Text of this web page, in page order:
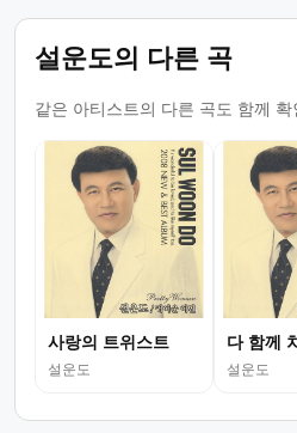
설운도의 다른 곡
같은 아티스트의 다른 곡도 함께 확
사랑의 트위스트
설운도
다 함께
설운도